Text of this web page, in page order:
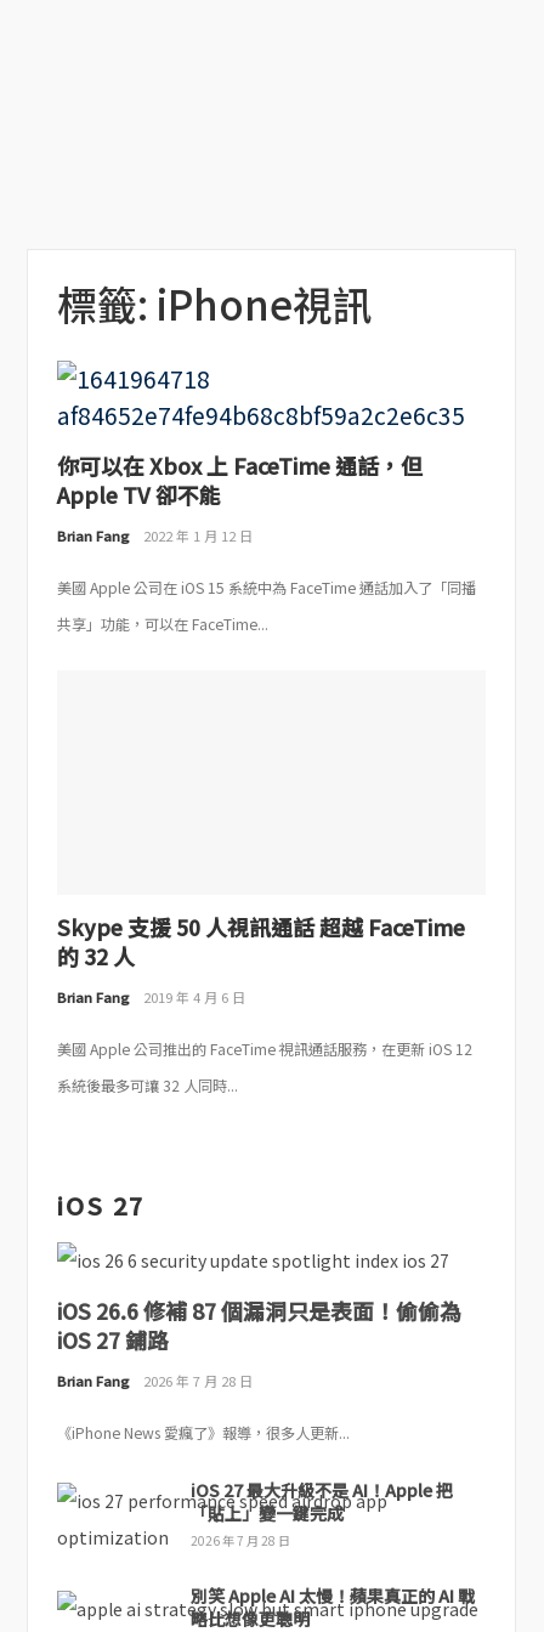
標籤: iPhone視訊
你可以在 Xbox 上 FaceTime 通話，但
Apple TV 卻不能
Brian Fang 2022 年 1 月 12 日
美國 Apple 公司在 iOS 15 系統中為 FaceTime 通話加入了「同播
共享」功能，可以在 FaceTime...
Skype 支援 50 人視訊通話 超越 FaceTime
的 32 人
Brian Fang 2019 年 4 月 6 日
美國 Apple 公司推出的 FaceTime 視訊通話服務，在更新 iOS 12
系統後最多可讓 32 人同時...
iOS 27
iOS 26.6 修補 87 個漏洞只是表面！偷偷為
iOS 27 鋪路
Brian Fang 2026 年 7 月 28 日
《iPhone News 愛瘋了》報導，很多人更新...
iOS 27 最大升級不是 AI！Apple 把
「貼上」變一鍵完成
2026 年 7 月 28 日
別笑 Apple AI 太慢！蘋果真正的 AI 戰
略比想像更聰明